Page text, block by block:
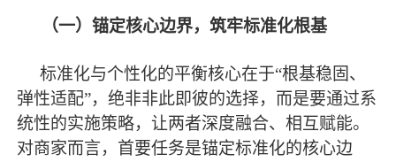
（一）锚定核心边界，筑牢标准化根基
标准化与个性化的平衡核心在于“根基稳固、
弹性适配”，绝非非此即彼的选择，而是要通过系
统性的实施策略，让两者深度融合、相互赋能。
对商家而言，首要任务是锚定标准化的核心边